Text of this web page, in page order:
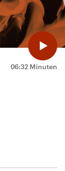
06:32 Minuten